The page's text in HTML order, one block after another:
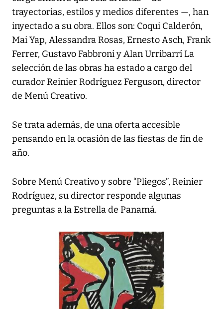
trayectorias, estilos y medios diferentes —, han
inyectado a su obra. Ellos son: Coqui Calderón,
Mai Yap, Alessandra Rosas, Ernesto Asch, Frank
Ferrer, Gustavo Fabbroni y Alan Urribarrí La
selección de las obras ha estado a cargo del
curador Reinier Rodríguez Ferguson, director
de Menú Creativo.
Se trata además, de una oferta accesible
pensando en la ocasión de las fiestas de fin de
año.
Sobre Menú Creativo y sobre “Pliegos”, Reinier
Rodríguez, su director responde algunas
preguntas a la Estrella de Panamá.